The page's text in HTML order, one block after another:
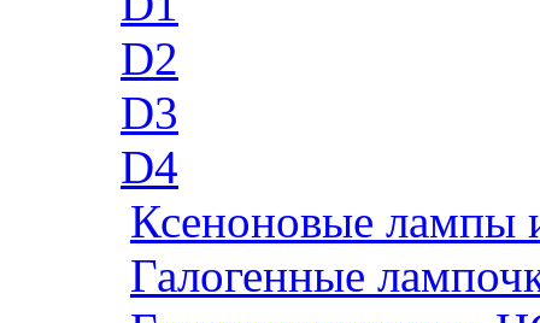
D2
D3
D4
Ксеноновые лампы
Галогенные